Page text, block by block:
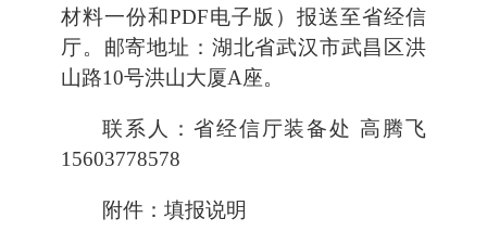
材料一份和PDF电子版）报送至省经信
厅。邮寄地址：湖北省武汉市武昌区洪
山路10号洪山大厦A座。
联系人：省经信厅装备处 高腾飞
15603778578
附件：填报说明